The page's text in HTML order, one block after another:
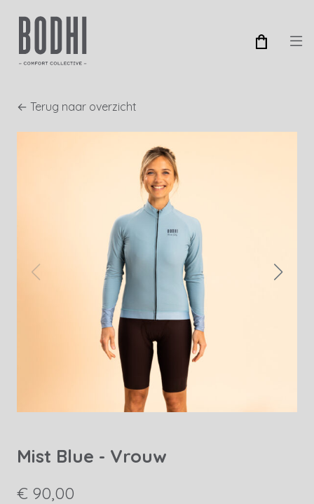
← Terug naar overzicht
Mist Blue - Vrouw
€ 90,00